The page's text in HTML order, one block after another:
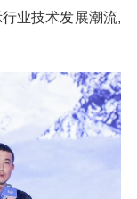
业技术发展潮流,